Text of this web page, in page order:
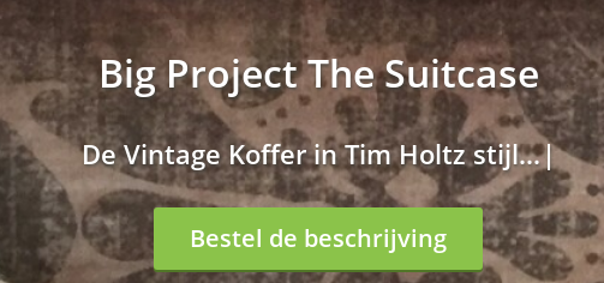
Big Project The Suitcase
De Vintage Kofer in Tim Holtz stijl...
Bestel de beschrijving